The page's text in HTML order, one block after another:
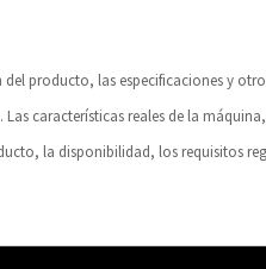
producto, las especificaciones y
Las características reales de la
la disponibilidad, los requisitos